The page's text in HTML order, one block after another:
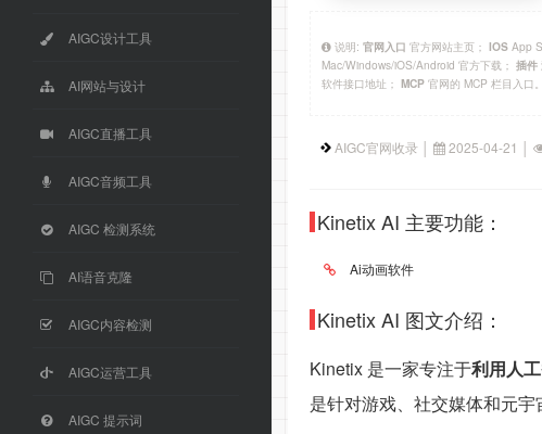
AIGC设计工具
AI网站与设计
AIGC直播工具
AIGC音频工具
AIGC 检测系统
AI语音克隆
AIGC内容检测
AIGC运营工具
AIGC 提示词
说明: 官网入口 官方网站主页； IOS App
Mac/Windows/iOS/Android 官方下载； 插件
软件接口地址； MCP 官网的 MCP 栏目入口
AIGC官网收录 │ 2025-04-21 │
Kinetix AI 主要功能：
Ai动画软件
Kinetix AI 图文介绍：
Kinetix 是一家专注于利用人
是针对游戏、社交媒体和元宇